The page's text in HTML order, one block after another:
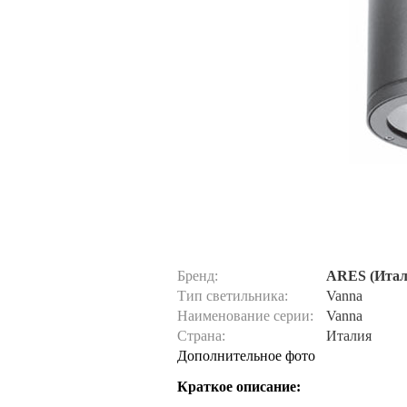
Бренд:
ARES
Тип светильника:
Vanna
Наименование серии:
Vanna
Страна:
Италия
Дополнительное фото
Краткое описание: